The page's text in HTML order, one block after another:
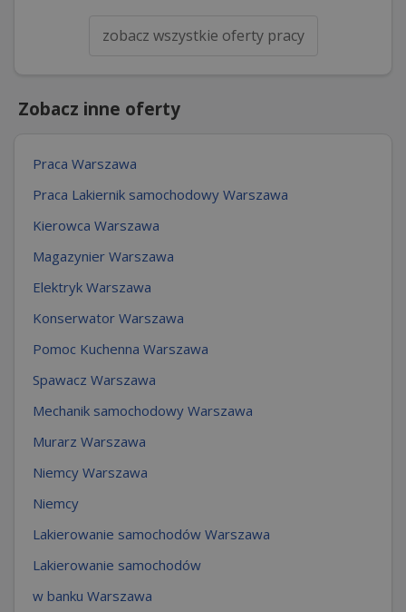
zobacz wszystkie oferty pracy
Zobacz inne oferty
Praca Warszawa
Praca Lakiernik samochodowy Warszawa
Kierowca Warszawa
Magazynier Warszawa
Elektryk Warszawa
Konserwator Warszawa
Pomoc Kuchenna Warszawa
Spawacz Warszawa
Mechanik samochodowy Warszawa
Murarz Warszawa
Niemcy Warszawa
Niemcy
Lakierowanie samochodów Warszawa
Lakierowanie samochodów
w banku Warszawa